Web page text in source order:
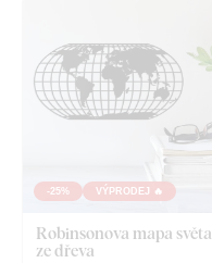
-25% VÝPRODEJ 🔥
Robinsonova mapa světa
ze dřeva